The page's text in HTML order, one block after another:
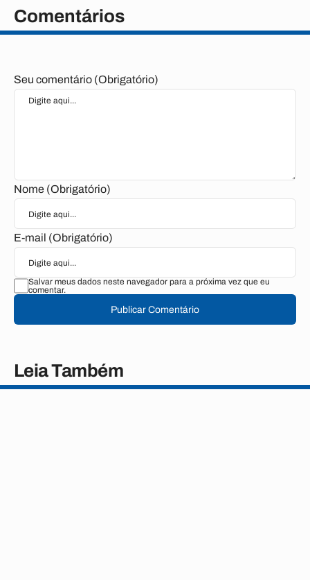
Comentários
Seu comentário (Obrigatório)
Nome (Obrigatório)
E-mail (Obrigatório)
Salvar meus dados neste navegador para a próxima vez que eu
comentar.
Publicar Comentário
Leia Também